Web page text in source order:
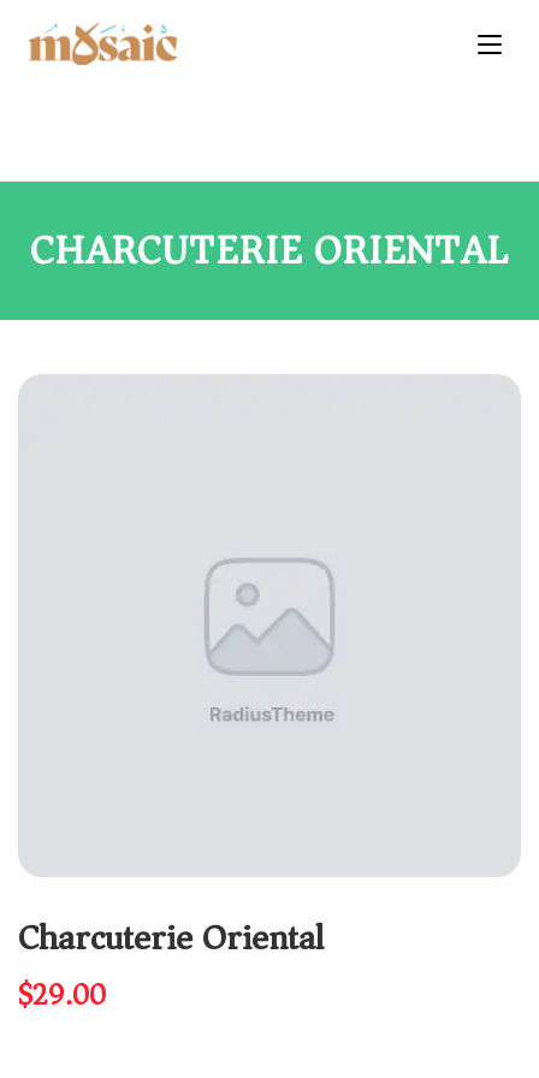
CHARCUTERIE ORIENTAL
Charcuterie Oriental
$29.00